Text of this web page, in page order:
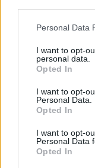
Personal Data
I want to opt-
personal data.
Opted In
I want to opt-
Personal Data.
Opted In
I want to opt-
Personal Data
Opted In
verdes